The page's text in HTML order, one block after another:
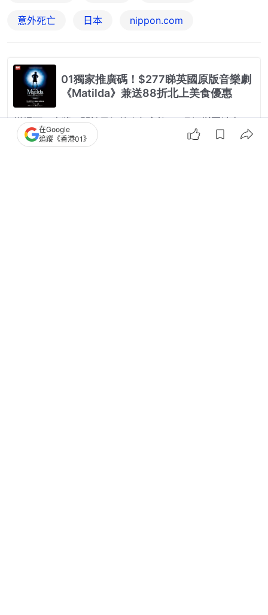
意外死亡 日本 nippon.com
在Google
追蹤《香港01》